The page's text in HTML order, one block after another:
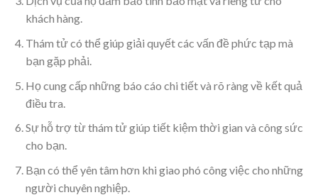
khách hàng.
Thám tử có thể giúp giải quyết các vấn đề phức tạp mà
bạn gặp phải.
Họ cung cấp những báo cáo chi tiết và rõ ràng về kết quả
điều tra.
Sự hỗ trợ từ thám tử giúp tiết kiệm thời gian và công sức
cho bạn.
Bạn có thể yên tâm hơn khi giao phó công việc cho những
người chuyên nghiệp.